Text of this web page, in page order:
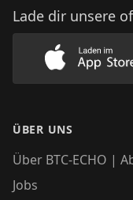
Lade dir unsere
Lade
ÜBER UNS
Über BTC-ECHO |
Jobs